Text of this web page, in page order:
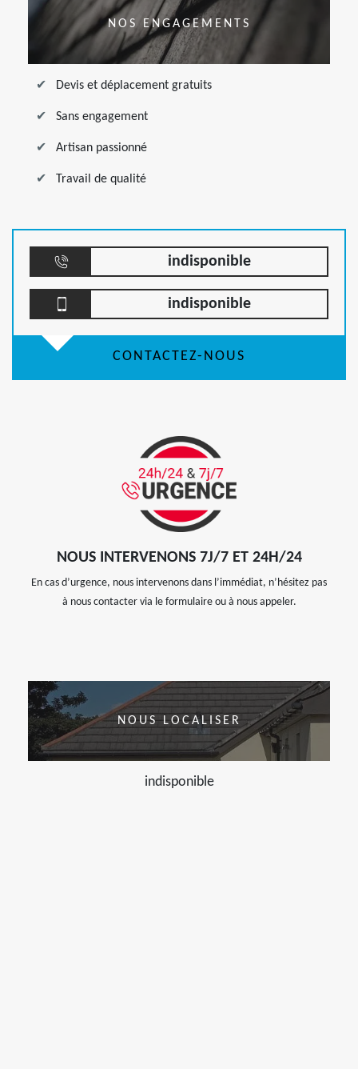
NOS ENGAGEMENTS
Devis et déplacement gratuits
Sans engagement
Artisan passionné
Travail de qualité
indisponible
indisponible
CONTACTEZ-NOUS
NOUS INTERVENONS 7J/7 ET 24H/24
En cas d’urgence, nous intervenons dans l’immédiat, n’hésitez pas
à nous contacter via le formulaire ou à nous appeler.
NOUS LOCALISER
indisponible